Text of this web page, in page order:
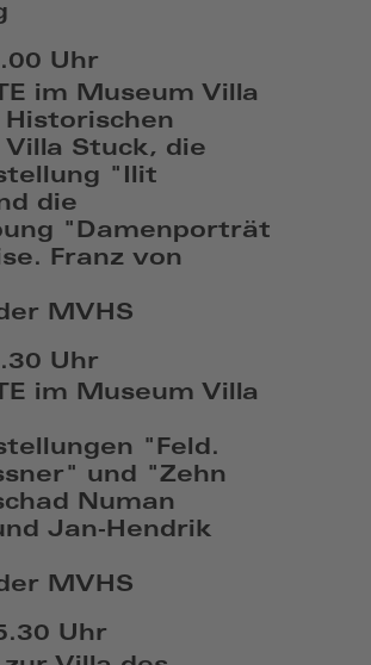
Uhr
im Museum Villa
Historischen
Villa Stuck, die
"Ilit
die
"Damenporträt
Franz von
MVHS
Uhr
im Museum Villa
"Feld.
und "Zehn
Numan
Jan-Hendrik
MVHS
Uhr